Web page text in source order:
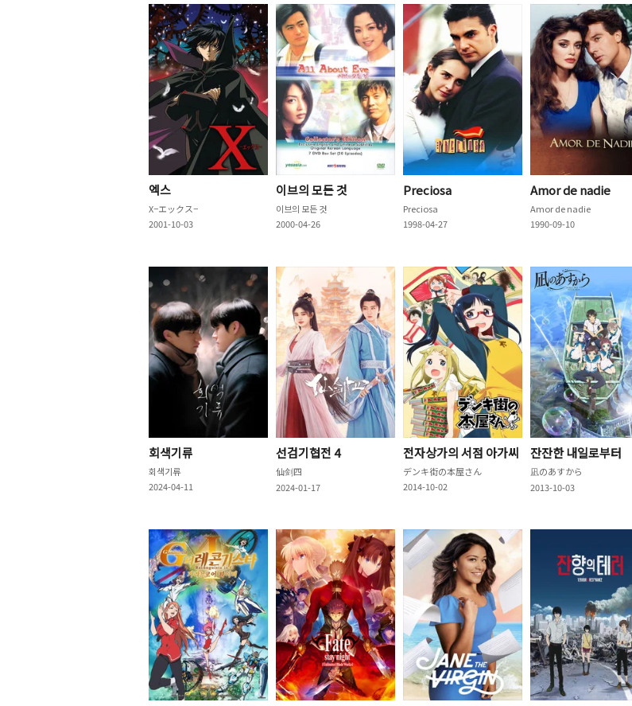
엑스
X−エックス−
2001-10-03
이브의 모든 것
이브의 모든 것
2000-04-26
Preciosa
Preciosa
1998-04-27
Amor de nadie
Amor de nadie
1990-09-10
회색기류
회색기류
2024-04-11
선검기협전 4
仙剑四
2024-01-17
전자상가의 서점 아가씨
デンキ街の本屋さん
2014-10-02
잔잔한 내일로부터
凪のあすから
2013-10-03